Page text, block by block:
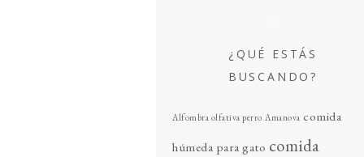
¿QUÉ ESTÁS
BUSCANDO?
Alfombra olfativa perro Amanova comida
húmeda para gato comida